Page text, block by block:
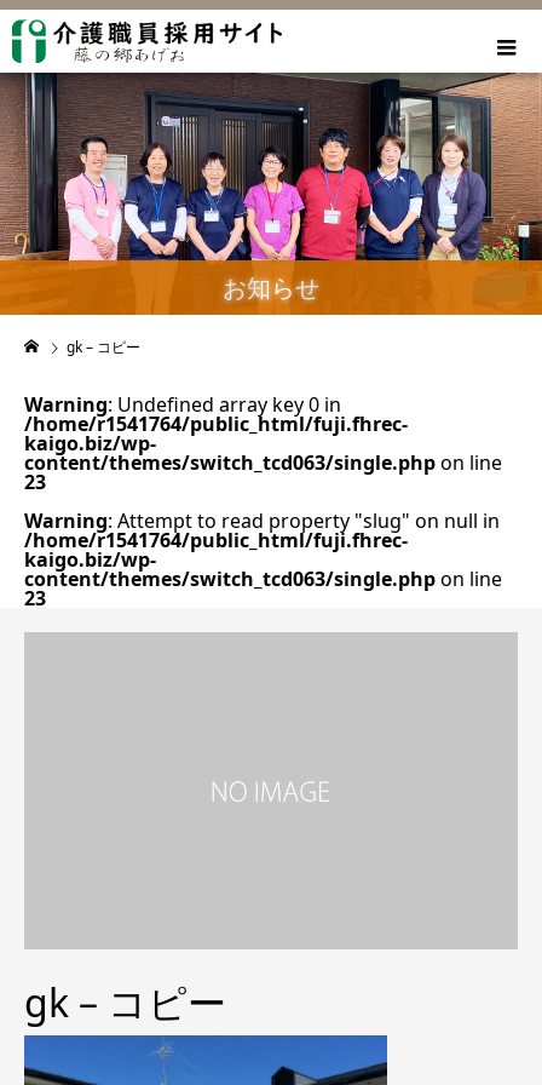
お知らせ
gk – コピー
Warning: Undefined array key 0 in
/home/r1541764/public_html/fuji.fhrec-
kaigo.biz/wp-
content/themes/switch_tcd063/single.phpon line
23
Warning: Attempt to read property "slug" on null in
/home/r1541764/public_html/fuji.fhrec-
kaigo.biz/wp-
content/themes/switch_tcd063/single.phpon line
23
gk – コピー